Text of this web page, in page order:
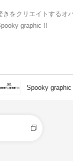
きをクリエイトするオ
graphic !!
Spooky graphic